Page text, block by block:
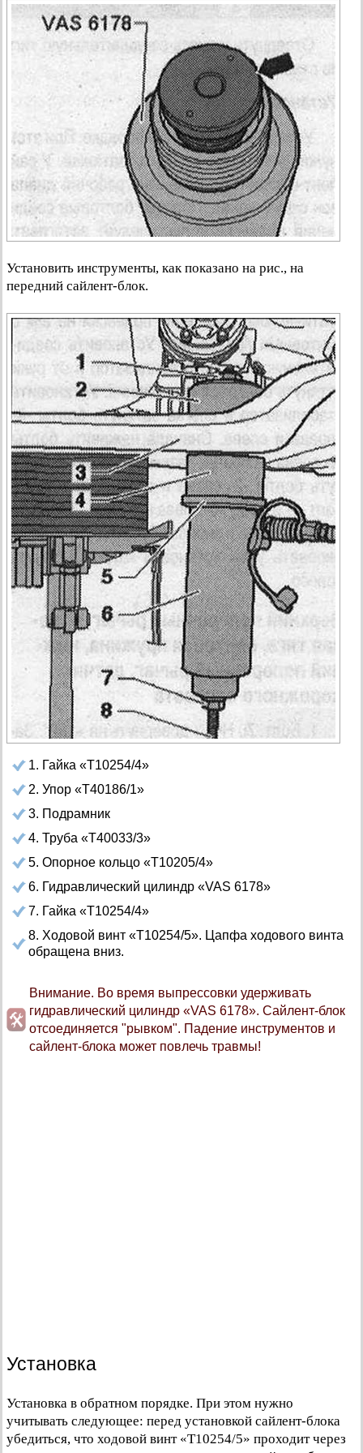
Установить инструменты, как показано на рис., на
передний сайлент-блок.
1. Гайка «Т10254/4»
2. Упор «Т40186/1»
3. Подрамник
4. Труба «Т40033/3»
5. Опорное кольцо «Т10205/4»
6. Гидравлический цилиндр «VAS 6178»
7. Гайка «Т10254/4»
8. Ходовой винт «Т10254/5». Цапфа ходового винта
обращена вниз.
Внимание. Во время выпрессовки удерживать
гидравлический цилиндр «VAS 6178». Сайлент-блок
отсоединяется "рывком". Падение инструментов и
сайлент-блока может повлечь травмы!
Установка
Установка в обратном порядке. При этом нужно
учитывать следующее: перед установкой сайлент-блока
убедиться, что ходовой винт «Т10254/5» проходит через